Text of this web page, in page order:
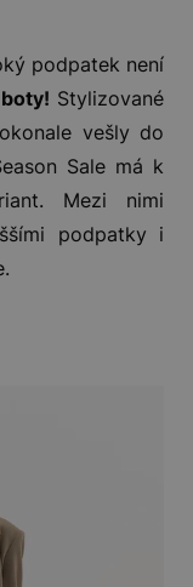
podpatek není
Stylizované
vešly do
Sale má k
Mezi nimi
podpatky i